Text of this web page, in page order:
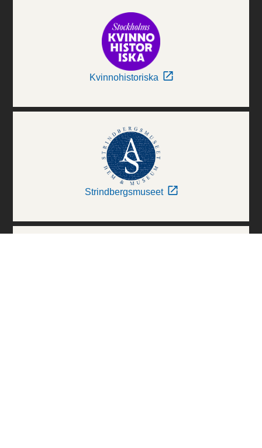
Kvinnohistoriska
Strindbergsmuseet